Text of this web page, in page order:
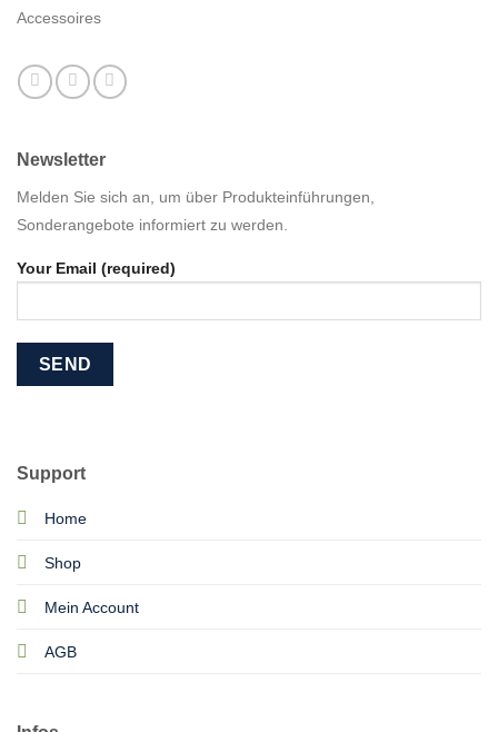
Accessoires
Support
Home
Shop
Mein Account
AGB
Newsletter
Melden Sie sich an, um über Produkteinführungen,
Sonderangebote informiert zu werden.
Your Email (required)